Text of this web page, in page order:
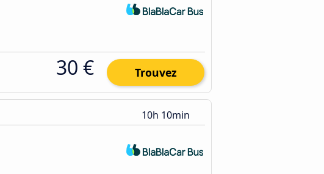
30 € Trouvez
10h 10min